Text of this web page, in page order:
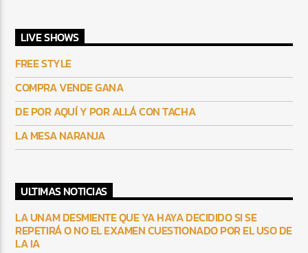
LIVE SHOWS
FREE STYLE
COMPRA VENDE GANA
DE POR AQUÍ Y POR ALLÁ CON TACHA
LA MESA NARANJA
ULTIMAS NOTICIAS
LA UNAM DESMIENTE QUE YA HAYA DECIDIDO SI SE
REPETIRÁ O NO EL EXAMEN CUESTIONADO POR EL USO DE
LA IA